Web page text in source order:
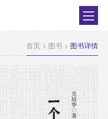
首页 > 图书 > 图书详情